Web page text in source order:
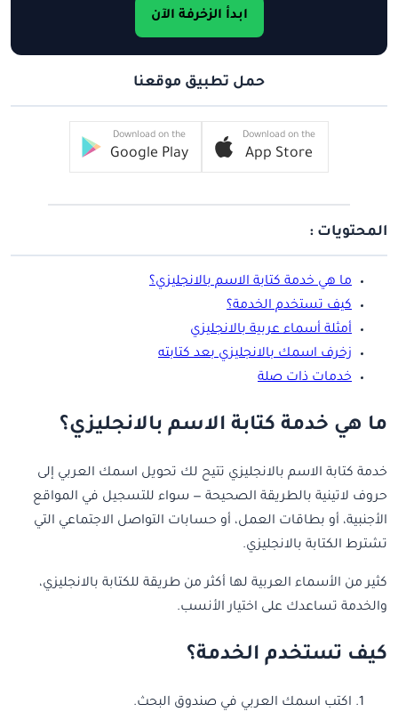
ابدأ الزخرفة الآن
حمل تطبيق موقعنا
Download on the
App Store
Download on the
Google Play
المحتويات :
ما هي خدمة كتابة الاسم بالانجليزي؟
كيف تستخدم الخدمة؟
أمثلة أسماء عربية بالانجليزي
زخرف اسمك بالانجليزي بعد كتابته
خدمات ذات صلة
ما هي خدمة كتابة الاسم بالانجليزي؟
خدمة كتابة الاسم بالانجليزي تتيح لك تحويل اسمك العربي إلى
حروف لاتينية بالطريقة الصحيحة — سواء للتسجيل في المواقع
الأجنبية، أو بطاقات العمل، أو حسابات التواصل الاجتماعي التي
تشترط الكتابة بالانجليزي.
كثير من الأسماء العربية لها أكثر من طريقة للكتابة بالانجليزي،
والخدمة تساعدك على اختيار الأنسب.
كيف تستخدم الخدمة؟
اكتب اسمك العربي في صندوق البحث.